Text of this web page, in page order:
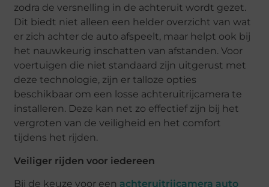
zodra de versnelling in de achteruit wordt gezet.
Dit biedt niet alleen een helder overzicht van wat
er zich achter de auto afspeelt, maar helpt ook bij
het nauwkeurig inschatten van afstanden. Voor
voertuigen die niet standaard zijn uitgerust met
deze technologie, zijn er talloze opties
beschikbaar om een losse achteruitrijcamera te
installeren. Deze kan net zo effectief zijn bij het
vergroten van de veiligheid en het comfort
tijdens het rijden.
Veiliger rijden voor iedereen
Bij de keuze voor een achteruitrijcamera auto